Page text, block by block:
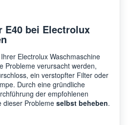
E40 bei Electrolux
Electrolux Waschmaschine
Probleme verursacht werden,
ein verstopfter Filter oder
Durch eine gründliche
der empfohlenen
dieser Probleme selbst beheben.